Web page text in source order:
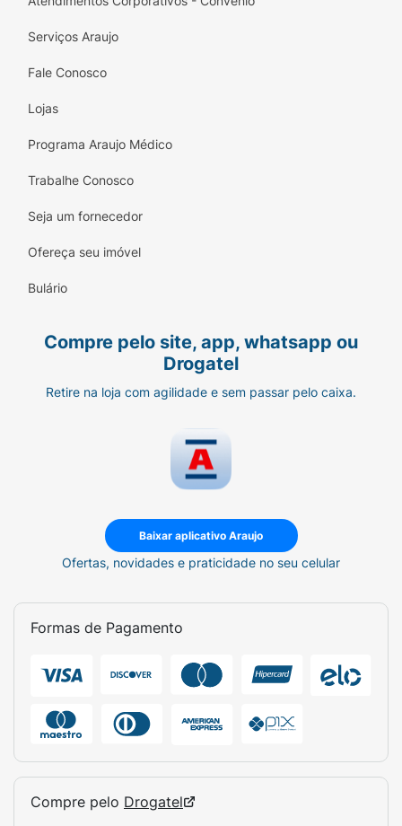
Produto Oficial e Licenciado Risqué x Bridgerton.
Serviços Araujo
Fale Conosco
Lojas
Programa Araujo Médico
Trabalhe Conosco
Seja um fornecedor
Ofereça seu imóvel
Bulário
Compre pelo site, app, whatsapp ou
Drogatel
Retire na loja com agilidade e sem passar pelo caixa.
Baixar aplicativo Araujo
Ofertas, novidades e praticidade no seu celular
Formas de Pagamento
Compre pelo Drogatel